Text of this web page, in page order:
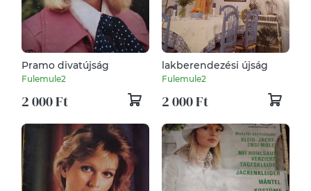
Pramo divatújság
Fulemule2
2 000 Ft
lakberendezési újság
Fulemule2
2 000 Ft